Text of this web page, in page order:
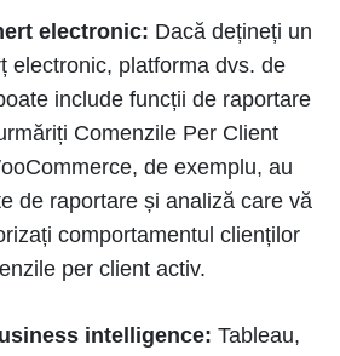
electronic: Dacă dețineți un
electronic, platforma dvs. de
include funcții de raportare
Comenzile Per Client
de exemplu, au
de raportare și analiză care vă
comportamentul clienților
per client activ.
intelligence: Tableau,